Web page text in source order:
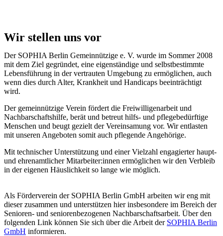
Wir stellen uns vor
Der SOPHIA Berlin Gemeinnützige e. V. wurde im Sommer 2008
mit dem Ziel gegründet, eine eigenständige und selbstbestimmte
Lebensführung in der vertrauten Umgebung zu ermöglichen, auch
wenn dies durch Alter, Krankheit und Handicaps beeinträchtigt
wird.
Der gemeinnützige Verein fördert die Freiwilligenarbeit und
Nachbarschaftshilfe, berät und betreut hilfs- und pflegebedürftige
Menschen und beugt gezielt der Vereinsamung vor. Wir entlasten
mit unseren Angeboten somit auch pflegende Angehörige.
Mit technischer Unterstützung und einer Vielzahl engagierter haupt-
und ehrenamtlicher Mitarbeiter:innen ermöglichen wir den Verbleib
in der eigenen Häuslichkeit so lange wie möglich.
Als Förderverein der SOPHIA Berlin GmbH arbeiten wir eng mit
dieser zusammen und unterstützen hier insbesondere im Bereich der
Senioren- und seniorenbezogenen Nachbarschaftsarbeit. Über den
folgenden Link können Sie sich über die Arbeit der SOPHIA Berlin
GmbH informieren.